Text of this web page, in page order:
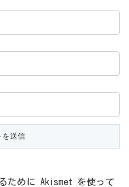
ために Akismet を使って